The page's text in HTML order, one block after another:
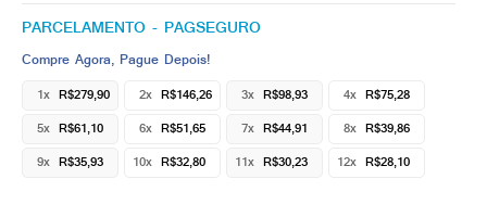
PARCELAMENTO - PAGSEGURO
Compre Agora, Pague Depois!
1x R$279,90 2x R$146,26 3x R$98,93 4x R$75,28
5x R$61,10 6x R$51,65 7x R$44,91 8x R$39,86
9x R$35,93 10x R$32,80 11x R$30,23 12x R$28,10